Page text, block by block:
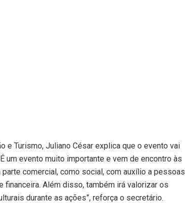
e Turismo, Juliano César explica que o evento vai
um evento muito importante e vem de encontro às
comercial, como social, com auxílio a pessoas
Além disso, também irá valorizar os
durante as ações”, reforça o secretário.